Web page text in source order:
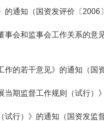
通知（国资发评价〔2006
会和监事会工作关系的意
若干意见》的通知（国资
监督工作规则（试行）
行）》的通知（国资发监督